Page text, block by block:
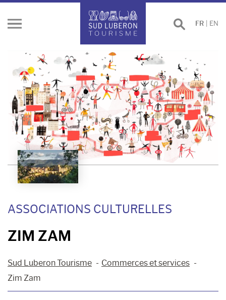
Ouvrir
Effectuer
une
FR EN
ASSOCIATIONS CULTURELLES
ZIM ZAM
Sud Luberon Tourisme
Commerces et services
Zim Zam